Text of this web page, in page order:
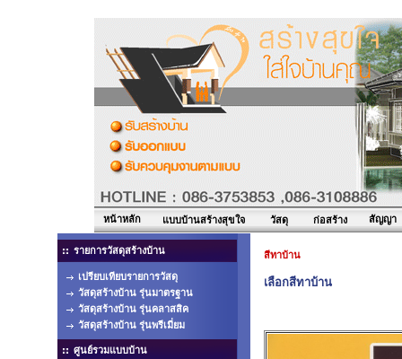
หน้าหลัก แบบบ้านสร้างสุขใจ วัสดุ ก่อสร้าง สัญญา
รายการวัสดุสร้างบ้าน
เปรียบเทียบรายการวัสดุ
วัสดุสร้างบ้าน รุ่นมาตรฐาน
วัสดุสร้างบ้าน รุ่นคลาสสิค
วัสดุสร้างบ้าน รุ่นพรีเมี่ยม
ศูนย์รวมแบบบ้าน
สีทาบ้าน
เลือกสีทาบ้าน